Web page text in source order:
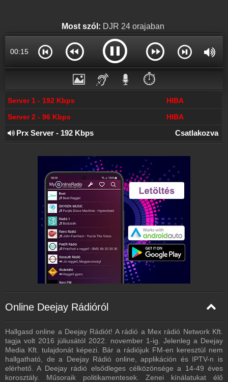
Partnerek
Rádiós partnerek
Ágyazd be weboldaladba
Online rádió készítés
Készítés lépésről lépésre
Most szól: DJR 24 orajaban
00:16
⏱️
Server 1 - 192 Kbps
HIBA
Server 2 - 96 Kbps
HIBA
Prx Server - 192 Kbps Csatlakozva
Online Deejay Rádióról
Hallgasd online a Deejay Rádiót! A rádió a Mex rádió Network Kft.
tagja volt 2016 júliusától 2022. november 1-ig. Jelenleg a Deejay
Media Kft. tulajdonát képezi. Bár a rádiójuk FM-en keresztül nem
hallgatható, de a Deejay Rádió online, applikáción és IPTV-n is
elérhető. A Deejay rádió elsődleges célközönsége a 14-49 éves
korosztály. Műsoraik politikamentesek. Zenei kínálatukat élő